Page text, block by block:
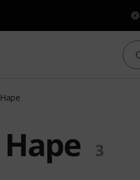
Hape
Hape 3